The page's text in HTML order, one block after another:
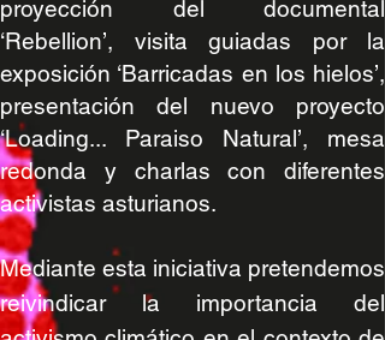
proyección del documental
‘Rebellion’, visita guiadas por la
exposición ‘Barricadas en los hielos’,
presentación del nuevo proyecto
‘Loading... Paraiso Natural’, mesa
redonda y charlas con diferentes
activistas asturianos.
Mediante esta iniciativa pretendemos
reivindicar la importancia del